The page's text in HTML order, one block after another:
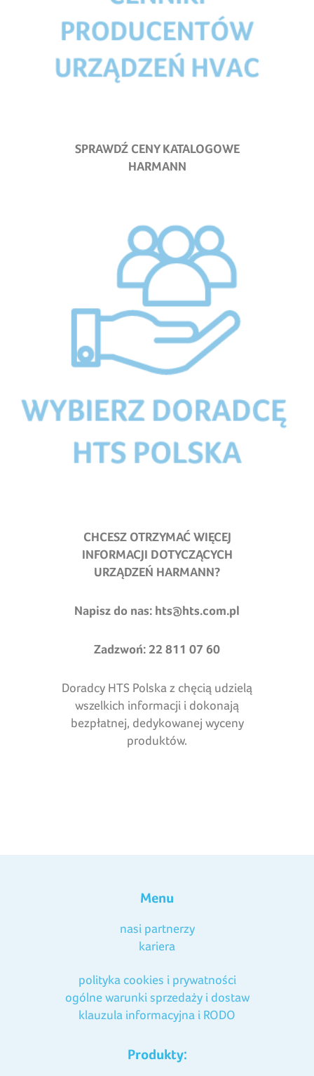
SPRAWDŹ CENY KATALOGOWE
HARMANN
CHCESZ OTRZYMAĆ WIĘCEJ
INFORMACJI DOTYCZĄCYCH
URZĄDZEŃ HARMANN?
Napisz do nas: hts@hts.com.pl
Zadzwoń: 22 811 07 60
Doradcy HTS Polska z chęcią udzielą
wszelkich informacji i dokonają
bezpłatnej, dedykowanej wyceny
produktów.
Menu
nasi partnerzy
kariera
polityka cookies i prywatności
ogólne warunki sprzedaży i dostaw
klauzula informacyjna i RODO
Produkty: